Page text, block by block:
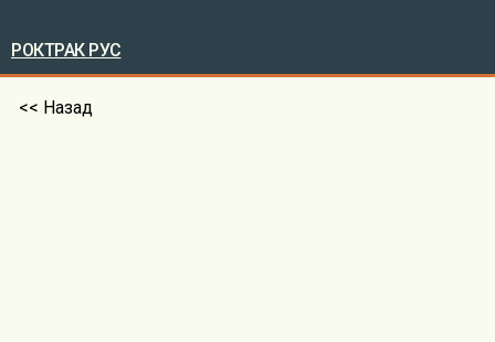
РОКТРАК РУС
<< Назад